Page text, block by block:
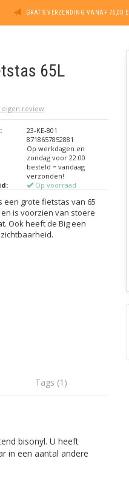
GRATIS VERZENDING VANAF 75,00
65L
eigen review
23-KE-801
8718657852881
Op werkdagen en
zondag voor 22:00
besteld = vandaag
verzonden!
Op voorraad
een grote fietstas van 65
is voorzien van stoere
Ook heeft de Big een
Tags (1)
bisonyl. U heeft
in een aantal andere